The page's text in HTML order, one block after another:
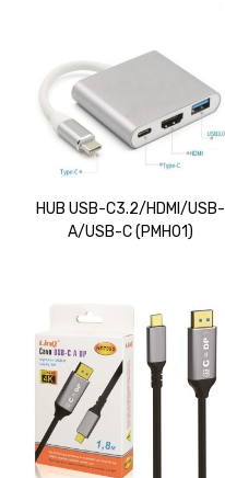
HUB USB-C3.2/HDMI/USB-
A/USB-C (PMH01)